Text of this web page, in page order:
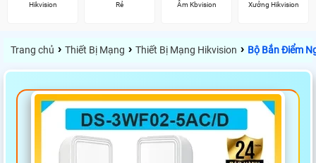
Hikvision
Rẻ
Âm Kbvision
Xưởng Hikvision
Trang chủ › Thiết Bị Mạng › Thiết Bị Mạng Hikvision › Bộ Bắn Điểm